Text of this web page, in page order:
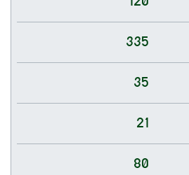
335
35
21
80